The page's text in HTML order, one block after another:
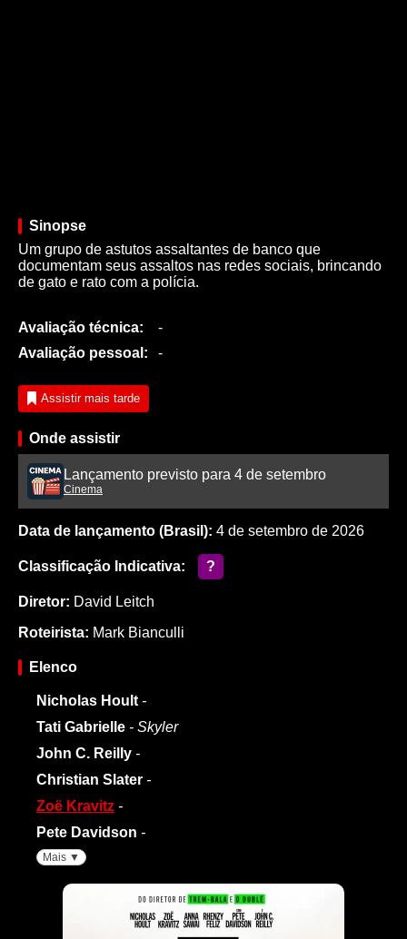
Sinopse
Um grupo de astutos assaltantes de banco que
documentam seus assaltos nas redes sociais, brincando
de gato e rato com a polícia.
Avaliação técnica:
-
Avaliação pessoal:
-
Assistir mais tarde
Onde assistir
Lançamento previsto para 4 de setembro
Cinema
Data de lançamento (Brasil): 4 de setembro de 2026
Classificação Indicativa: ?
Diretor: David Leitch
Roteirista: Mark Bianculli
Elenco
Nicholas Hoult -
Tati Gabrielle - Skyler
John C. Reilly -
Christian Slater -
Zoë Kravitz -
Pete Davidson -
Mais ▼